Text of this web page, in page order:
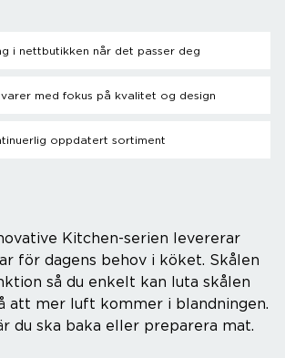
i nettbutikken når det passer deg
med fokus på kvalitet og design
oppdatert sortiment
Kitchen-serien levererar
för dagens behov i köket. Skålen
så du enkelt kan luta skålen
att mer luft kommer i blandningen.
du ska baka eller preparera mat.